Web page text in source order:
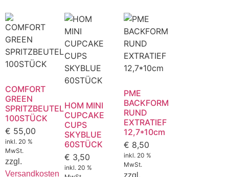
COMFORT
GREEN
SPRITZBEUTEL
100STÜCK
€ 55,00
inkl. 20 %
MwSt.
zzgl.
Versandkosten
HOM MINI
CUPCAKE
CUPS
SKYBLUE
60STÜCK
€ 3,50
inkl. 20 %
PME
BACKFORM
RUND
EXTRATIEF
12,7*10cm
€ 8,50
inkl. 20 %
MwSt.
zzgl.